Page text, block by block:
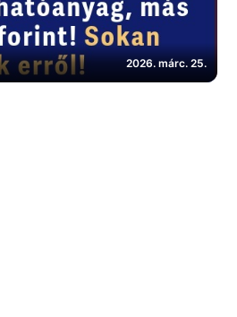
2026. márc. 25.